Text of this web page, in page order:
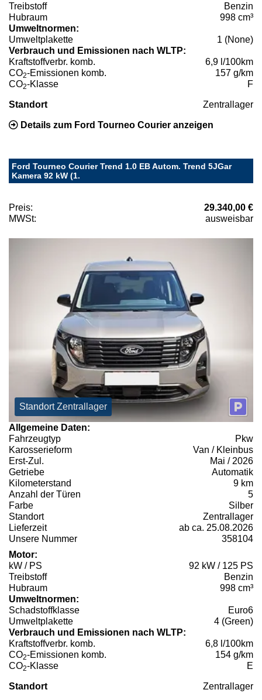
Treibstoff
Benzin
Hubraum
998 cm³
Umweltnormen:
Umweltplakette
1 (None)
Verbrauch und Emissionen nach WLTP:
Kraftstoffverbr. komb.
6,9 l/100km
CO2-Emissionen komb.
157 g/km
CO2-Klasse F
Standort Zentrallager
Details zum Ford Tourneo Courier anzeigen
Ford Tourneo Courier Trend 1.0 EB Autom. Trend 5JGar
Kamera 92 kW (1.
Preis:
29.340,00 €
MWSt:
ausweisbar
Standort Zentrallager
Allgemeine Daten:
Fahrzeugtyp
Pkw
Karosserieform
Van / Kleinbus
Erst-Zul.
Mai / 2026
Getriebe
Automatik
Kilometerstand
9 km
Anzahl der Türen
5
Farbe
Silber
Standort
Zentrallager
Lieferzeit
ab ca. 25.08.2026
Unsere Nummer
358104
Motor:
kW / PS
92 kW / 125 PS
Treibstoff
Benzin
Hubraum
998 cm³
Umweltnormen:
Schadstoffklasse
Euro6
Umweltplakette
4 (Green)
Verbrauch und Emissionen nach WLTP:
Kraftstoffverbr. komb.
6,8 l/100km
CO2-Emissionen komb.
154 g/km
CO2-Klasse E
Standort Zentrallager